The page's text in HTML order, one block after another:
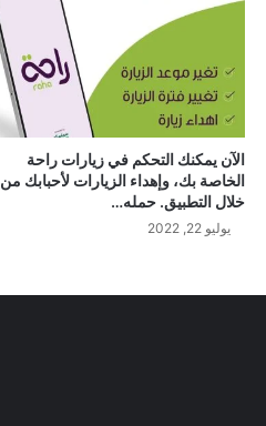
الآن يمكنك التحكم في زيارات راحة
الخاصة بك، وإهداء الزيارات لأحبابك من
خلال التطبيق. حمله…
يوليو 22, 2022